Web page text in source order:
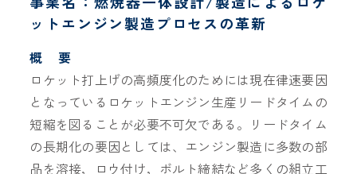
ットエンジン製造プロセスの革新
概 要
ロケット打上げの高頻度化のためには現在律速要因
となっているロケットエンジン生産リードタイムの
短縮を図ることが必要不可欠である。リードタイム
の長期化の要因としては、エンジン製造に多数の部
品を溶接，ロウ付け，ボルト締結など多くの組立工